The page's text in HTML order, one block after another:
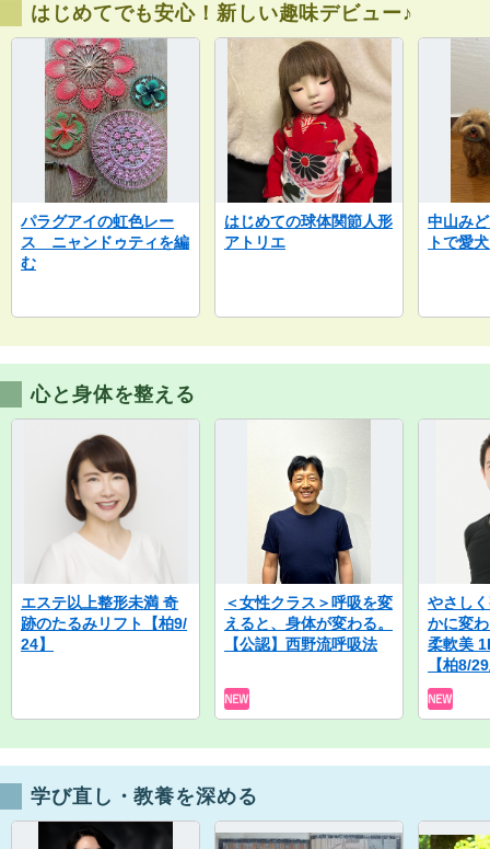
はじめてでも安心！新しい趣味デビュー♪
パラグアイの虹色レー
ス ニャンドゥティを編
む
はじめての球体関節人形
アトリエ
中山み
トで愛
心と身体を整える
エステ以上整形未満 奇
跡のたるみリフト【柏9/
24】
＜女性クラス＞呼吸を変
えると、身体が変わる。
【公認】西野流呼吸法
やさし
かに変
柔軟美
【柏8/
学び直し・教養を深める